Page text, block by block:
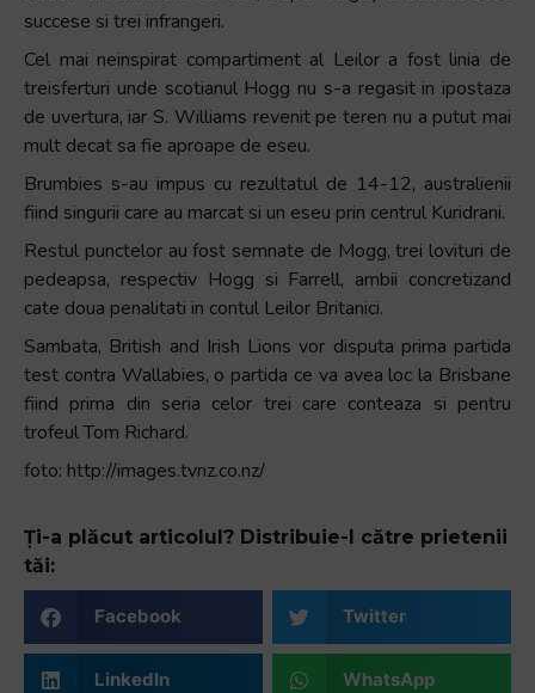
succese si trei infrangeri.
Cel mai neinspirat compartiment al Leilor a fost linia de
treisferturi unde scotianul Hogg nu s-a regasit in ipostaza
de uvertura, iar S. Williams revenit pe teren nu a putut mai
mult decat sa fie aproape de eseu.
Brumbies s-au impus cu rezultatul de 14-12, australienii
fiind singurii care au marcat si un eseu prin centrul Kuridrani.
Restul punctelor au fost semnate de Mogg, trei lovituri de
pedeapsa, respectiv Hogg si Farrell, ambii concretizand
cate doua penalitati in contul Leilor Britanici.
Sambata, British and Irish Lions vor disputa prima partida
test contra Wallabies, o partida ce va avea loc la Brisbane
fiind prima din seria celor trei care conteaza si pentru
trofeul Tom Richard.
foto: http://images.tvnz.co.nz/
Ți-a plăcut articolul? Distribuie-l către prietenii
tăi:
Facebook Twitter
LinkedIn WhatsApp